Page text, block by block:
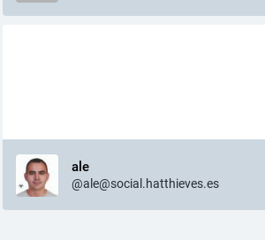
ale
@ale@social.hatthieves.es